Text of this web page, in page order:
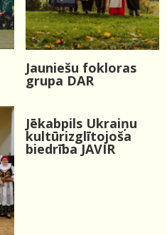
Jauniešu fokloras
grupa DAR
Jēkabpils Ukraiņu
kultūrizglītojoša
biedrība JAVIR